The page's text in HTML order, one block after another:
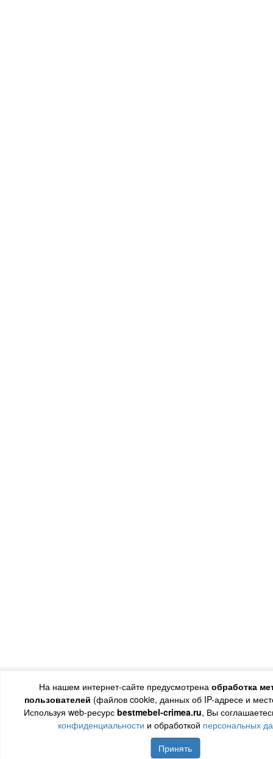
На нашем интернет-сайте предусмотрена обработка
пользователей (файлов cookie, данных об IP-адресе и
Используя web-ресурс bestmebel-crimea.ru, Вы
конфиденциальности и обработкой персональных
Принять